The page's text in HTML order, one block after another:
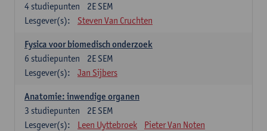
2E SEM
4studiepunten
Lesgever(s):
Steven Van Cruchten
Fysica voor biomedisch onderzoek
2E SEM
6 studiepunten
Lesgever(s):
Jan Sijbers
Anatomie: inwendige organen
2E SEM
3 studiepunten
Lesgever(s):
Leen Uyttebroek Pieter Van Noten